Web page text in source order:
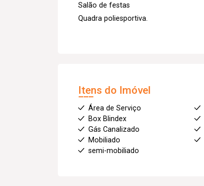
Salão de festas
Quadra poliesportiva.
Itens do Imóvel
Área de Serviço
Box Blindex
Gás Canalizado
Mobiliado
semi-mobiliado